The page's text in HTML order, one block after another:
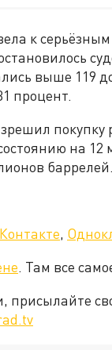
к
выше 119
процент.
покупку
на 12
баррелей.
,
. Там все
присылайте